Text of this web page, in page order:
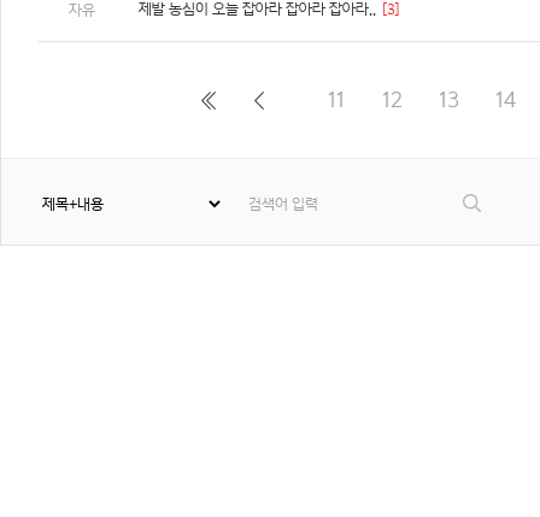
자유 제발 농심이 오늘 잡아라 잡아라 잡아라.. [3]
11 12 13 14